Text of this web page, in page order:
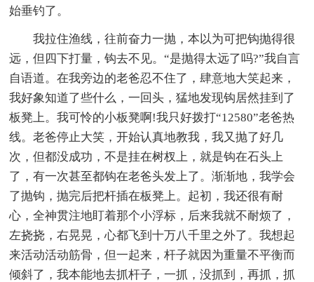
始垂钓了。
我拉住渔线，往前奋力一抛，本以为可把钩抛得很
远，但四下打量，钩去不见。“是抛得太远了吗?”我自言
自语道。在我旁边的老爸忍不住了，肆意地大笑起来，
我好象知道了些什么，一回头，猛地发现钩居然挂到了
板凳上。我可怜的小板凳啊!我只好拨打“12580”老爸热
线。老爸停止大笑，开始认真地教我，我又抛了好几
次，但都没成功，不是挂在树杈上，就是钩在石头上
了，有一次甚至都钩在老爸头发上了。渐渐地，我学会
了抛钩，抛完后把杆插在板凳上。起初，我还很有耐
心，全神贯注地盯着那个小浮标，后来我就不耐烦了，
左挠挠，右晃晃，心都飞到十万八千里之外了。我想起
来活动活动筋骨，但一起来，杆子就因为重量不平衡而
倾斜了，我本能地去抓杆子，一抓，没抓到，再抓，抓